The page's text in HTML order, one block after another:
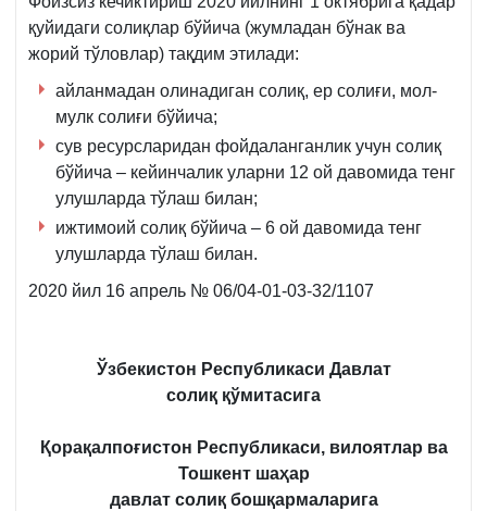
қуйидаги солиқлар бўйича (жумладан бўнак ва
жорий тўловлар) тақдим этилади:
айланмадан олинадиган солиқ, ер солиғи, мол-
мулк солиғи бўйича;
сув ресурсларидан фойдаланганлик учун солиқ
бўйича – кейинчалик уларни 12 ой давомида тенг
улушларда тўлаш билан;
ижтимоий солиқ бўйича – 6 ой давомида тенг
улушларда тўлаш билан.
2020 йил 16 апрель № 06/04-01-03-32/1107
Ўзбекистон Республикаси Давлат
солиқ қўмитасига
Қорақалпоғистон Республикаси, вилоятлар ва
Тошкент шаҳар
давлат солиқ бошқармаларига